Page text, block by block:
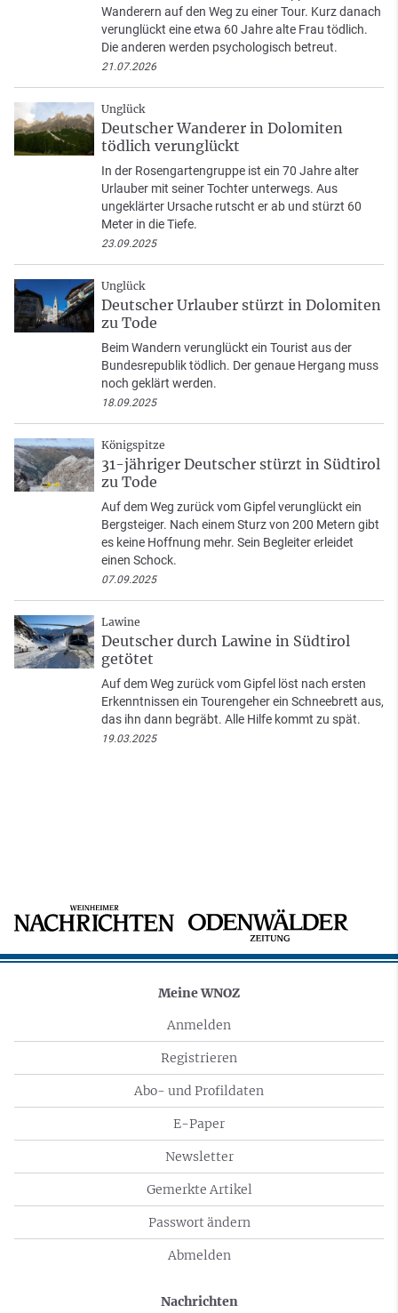
Wanderern auf den Weg zu einer Tour. Kurz danach
verunglückt eine etwa 60 Jahre alte Frau tödlich.
Die anderen werden psychologisch betreut.
21.07.2026
Unglück
Deutscher Wanderer in Dolomiten
tödlich verunglückt
In der Rosengartengruppe ist ein 70 Jahre alter
Urlauber mit seiner Tochter unterwegs. Aus
ungeklärter Ursache rutscht er ab und stürzt 60
Meter in die Tiefe.
23.09.2025
Unglück
Deutscher Urlauber stürzt in Dolomiten
zu Tode
Beim Wandern verunglückt ein Tourist aus der
Bundesrepublik tödlich. Der genaue Hergang muss
noch geklärt werden.
18.09.2025
Königspitze
31-jähriger Deutscher stürzt in Südtirol
zu Tode
Auf dem Weg zurück vom Gipfel verunglückt ein
Bergsteiger. Nach einem Sturz von 200 Metern gibt
es keine Hoffnung mehr. Sein Begleiter erleidet
einen Schock.
07.09.2025
Lawine
Deutscher durch Lawine in Südtirol
getötet
Auf dem Weg zurück vom Gipfel löst nach ersten
Erkenntnissen ein Tourengeher ein Schneebrett aus,
das ihn dann begräbt. Alle Hilfe kommt zu spät.
19.03.2025
Meine WNOZ
Anmelden
Registrieren
Abo- und Profildaten
E-Paper
Newsletter
Gemerkte Artikel
Passwort ändern
Abmelden
Nachrichten